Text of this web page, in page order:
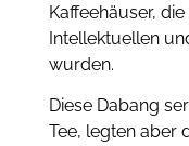
Kaffeehäuser,
Intellektuellen
wurden.
Diese Dabang
Tee, legten aber